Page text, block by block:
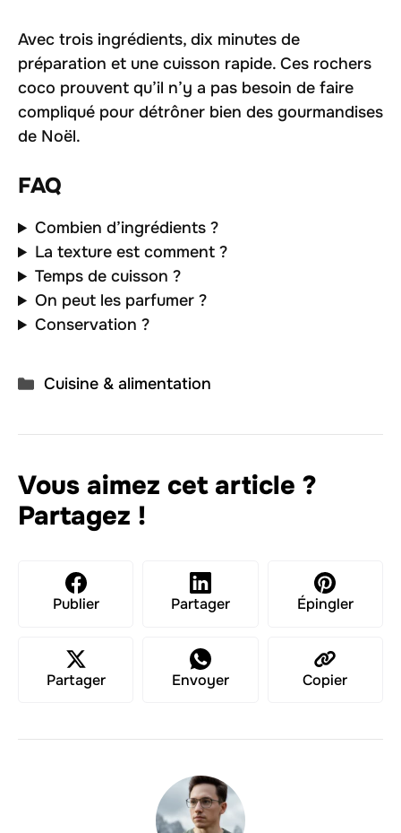
Avec trois ingrédients, dix minutes de
préparation et une cuisson rapide. Ces rochers
coco prouvent qu’il n’y a pas besoin de faire
compliqué pour détrôner bien des gourmandises
de Noël.
FAQ
Combien d’ingrédients ?
La texture est comment ?
Temps de cuisson ?
On peut les parfumer ?
Conservation ?
Catégories
Cuisine & alimentation
Vous aimez cet article ?
Partagez !
Publier Partager Épingler
Partager Envoyer Copier